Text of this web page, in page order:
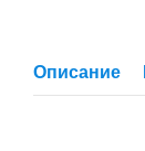
Описание